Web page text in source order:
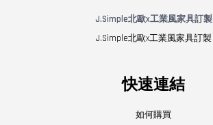
J.Simple北歐x工業風家具訂製
J.Simple北歐x工業風家具訂製
快速連結
如何購買